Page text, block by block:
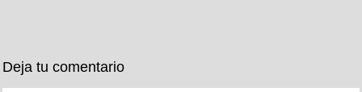
Deja tu comentario